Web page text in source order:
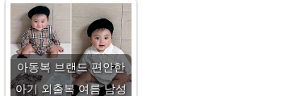
아동복 브랜드 편안한
아기 외출복 여름 남성